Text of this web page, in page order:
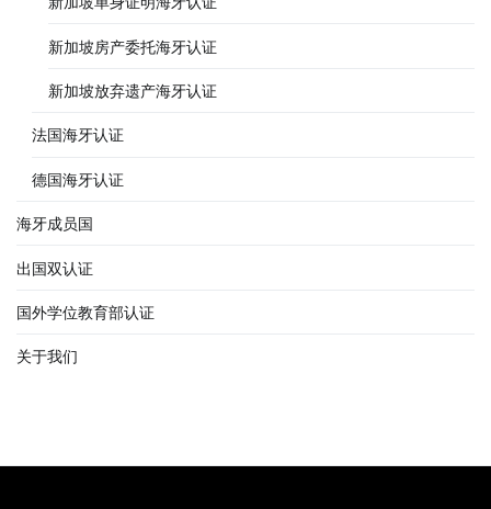
新加坡房产委托海牙认证
新加坡放弃遗产海牙认证
法国海牙认证
德国海牙认证
海牙成员国
出国双认证
国外学位教育部认证
关于我们